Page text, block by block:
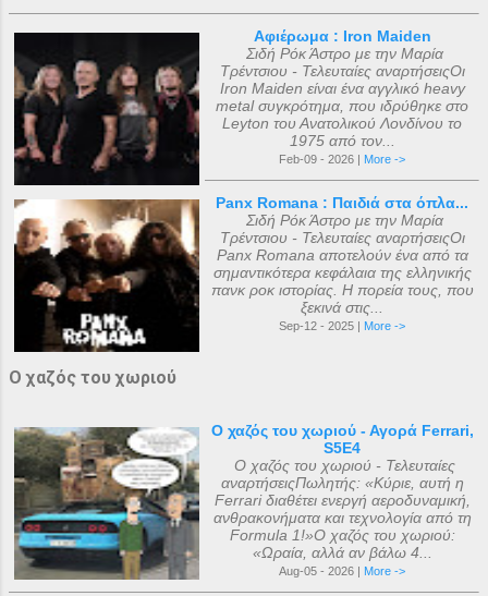
Αφιέρωμα : Iron Maiden
Σιδή Ρόκ Άστρο με την Μαρία
Τρέντσιου - Τελευταίες αναρτήσειςΟι
Iron Maiden είναι ένα αγγλικό heavy
metal συγκρότημα, που ιδρύθηκε στο
Leyton του Ανατολικού Λονδίνου το
1975 από τον...
Feb-09 - 2026 | More ->
Panx Romana : Παιδιά στα όπλα...
Σιδή Ρόκ Άστρο με την Μαρία
Τρέντσιου - Τελευταίες αναρτήσειςΟι
Panx Romana αποτελούν ένα από τα
σημαντικότερα κεφάλαια της ελληνικής
πανκ ροκ ιστορίας. Η πορεία τους, που
ξεκινά στις...
Sep-12 - 2025 | More ->
Ο χαζός του χωριού
Ο χαζός του χωριού - Αγορά Ferrari,
S5E4
Ο χαζός του χωριού - Τελευταίες
αναρτήσειςΠωλητής: «Κύριε, αυτή η
Ferrari διαθέτει ενεργή αεροδυναμική,
ανθρακονήματα και τεχνολογία από τη
Formula 1!»Ο χαζός του χωριού:
«Ωραία, αλλά αν βάλω 4...
Aug-05 - 2026 | More ->